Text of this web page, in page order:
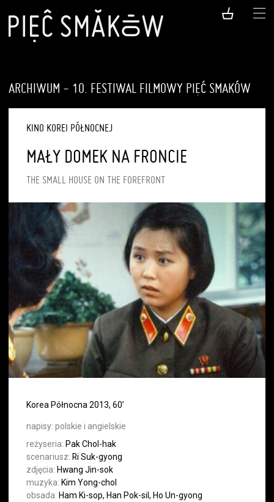
ARCHIWUM - 10. FESTIWAL FILMOWY PIĘĆ SMAKÓW
KINO KOREI PÓŁNOCNEJ
MAŁY DOMEK NA FRONCIE
THE SMALL HOUSE ON THE FOREFRONT
Korea Północna 2013, 60’
napisy: polskie i angielskie
reżyseria: Pak Chol-hak
scenariusz: Ri Suk-gyong
zdjęcia: Hwang Jin-sok
muzyka: Kim Yong-chol
obsada: Ham Ki-sop, Han Pok-sil, Ho Un-gyong